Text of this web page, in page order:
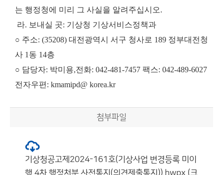
는 행정청에 미리 그 사실을 알려주십시오.
라. 보내실 곳: 기상청 기상서비스정책과
○ 주소: (35208) 대전광역시 서구 청사로 189 정부대전청
사 1동 14층
○ 담당자: 박미용,전화: 042-481-7457 팩스: 042-489-6027
전자우편: kmamipd@ korea.kr
첨부파일
기상청공고제2024-161호(기상사업 변경등록 미이
행 4차 행정처분 사전통지(의견제출통지)).hwpx (크